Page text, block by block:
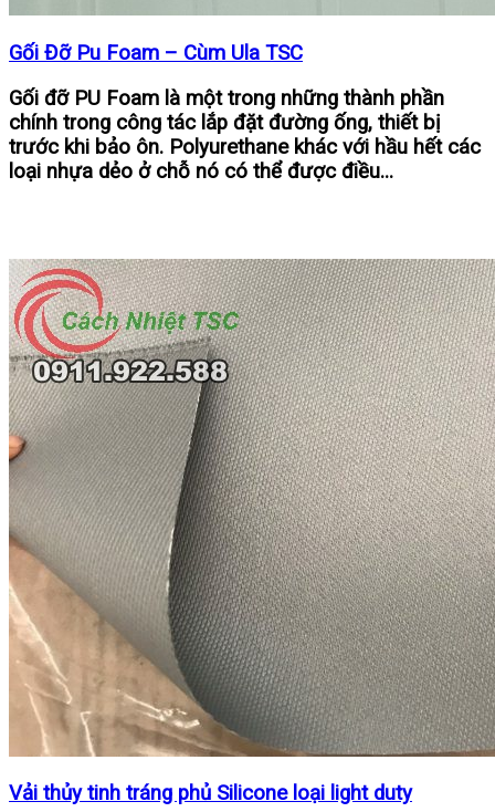
Gối Đỡ Pu Foam – Cùm Ula TSC
Gối đỡ PU Foam là một trong những thành phần
chính trong công tác lắp đặt đường ống, thiết bị
trước khi bảo ôn. Polyurethane khác với hầu hết các
loại nhựa dẻo ở chỗ nó có thể được điều...
Vải thủy tinh tráng phủ Silicone loại light duty